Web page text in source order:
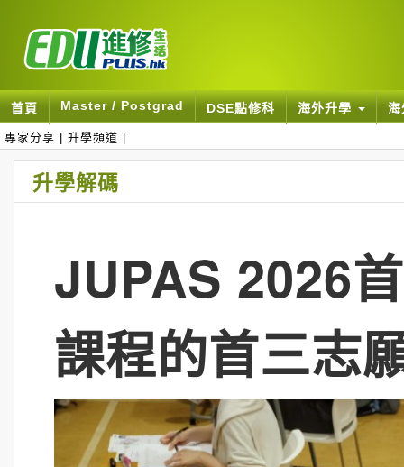
首頁 Master / Postgrad DSE點修科 海外升學
專家分享 升學頻道
升學解碼
JUPAS 2026
課程的首三志